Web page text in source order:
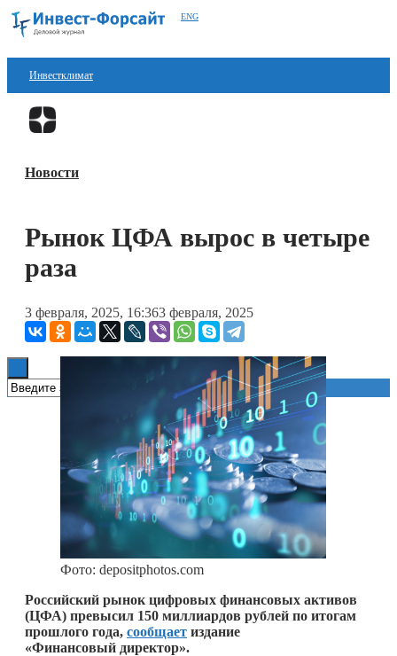
ENG
Инвестклимат
Финансы
Блокчейн
Книги
Новости
Рынок ЦФА вырос в четыре
раза
3 февраля, 2025, 16:363 февраля, 2025
Фото: depositphotos.com
Российский рынок цифровых финансовых активов
(ЦФА) превысил 150 миллиардов рублей по итогам
прошлого года, сообщает издание
«Финансовый директор».